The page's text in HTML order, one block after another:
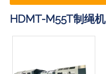
HDMT-M55T制绳机